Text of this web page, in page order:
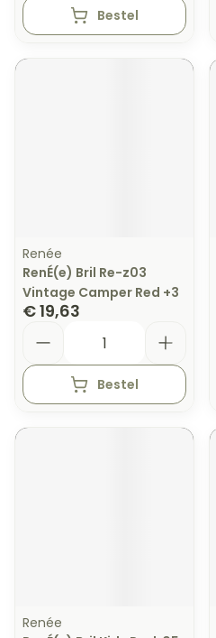
Bestel
Renée
RenÉ(e) Bril Re-z03
Vintage Camper Red +3
€ 19,63
Bestel
Renée